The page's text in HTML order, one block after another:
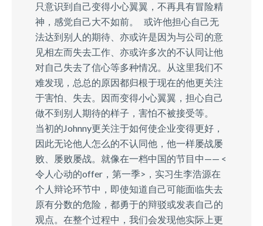
只意识到自己变得小心翼翼，不再具有冒险精
神，感觉自己大不如前。 或许他担心自己无
法达到别人的期待、亦或许是因为与公司的意
见相左而失去工作、亦或许多次的不认同让他
对自己失去了信心等多种情况。从这里我们不
难发现，总总的原因都归根于现在的他更关注
于害怕、失去。因而变得小心翼翼，担心自己
做不到别人期待的样子，害怕不被接受等。
当初的Johnny更关注于如何使企业变得更好，
因此无论他人怎么的不认同他，他一样屡战屡
败、屡败屡战。就像在一档中国的节目中—— <
令人心动的offer，第一季>，实习生李浩源在
个人辩论环节中，即使知道自己可能面临失去
原有分数的危险，都勇于的辩驳或发表自己的
观点。在整个过程中，我们会发现他实际上更